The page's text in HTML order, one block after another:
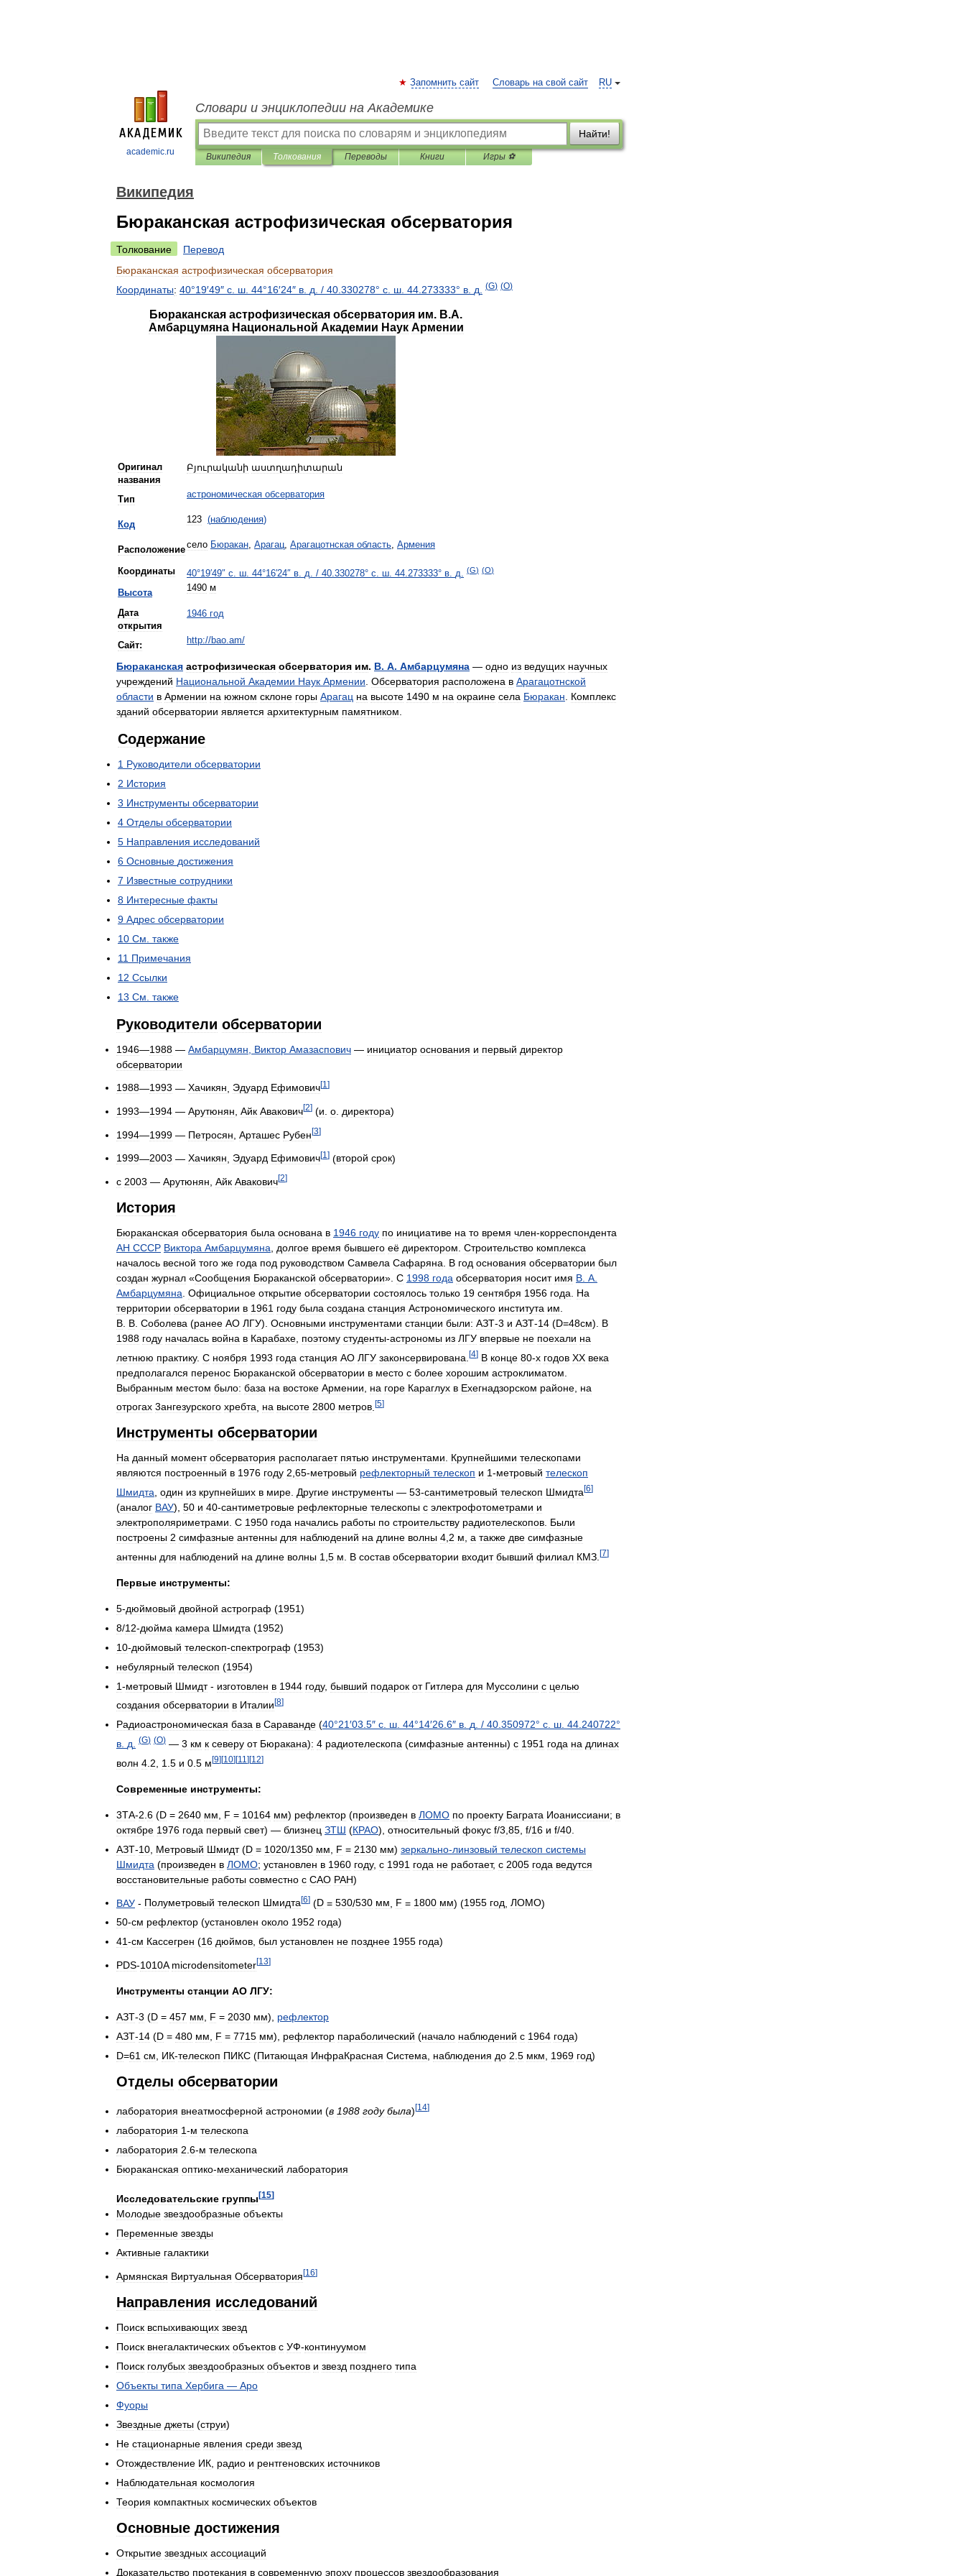
academic.ru
RU
Запомнить сайт Словарь на свой сайт
Словари и энциклопедии на Академике
Найти!
Википедия Толкования Переводы Книги Игры ⚽
Википедия
Бюраканская астрофизическая обсерватория
Толкование
Перевод
Бюраканская астрофизическая обсерватория
Координаты: 40°19′49″ с ш 44°16′24″ в д / 40 330278° с ш 44 273333° в д (G) (O)
Бюраканская астрофизическая обсерватория им. В.А.
Амбарцумяна Национальной Академии Наук Армении
Оригинал
названия
Բյուրականի աստղադիտարան
Тип астрономическая обсерватория
Код 123 (наблюдения)
Расположениесело Бюракан Арагац Арагацотнская область Армения
Координаты 40°19′49″ с. ш. 44°16′24″ в. д. / 40.330278° с. ш. 44.273333° в. д. (G) (O)
Высота 1490 м
Дата
открытия
1946 год
Сайт: http://bao am/
Бюраканская астрофизическая обсерватория им. В. А. Амбарцумяна — одно из ведущих научных
учреждений Национальной Академии Наук Армении Обсерватория расположена в Арагацотнской
области в Армении на южном склоне горы Арагац на высоте 1490 м на окраине села Бюракан
Комплекс
зданий обсерватории является архитектурным памятником
Содержание
1 Руководители обсерватории
2 История
3 Инструменты обсерватории
4 Отделы обсерватории
5 Направления исследований
6 Основные достижения
7 Известные сотрудники
8 Интересные факты
9 Адрес обсерватории
10 См также
11 Примечания
12 Ссылки
13 См также
Руководители обсерватории
1946—1988 — Амбарцумян Виктор Амазаспович — инициатор основания и первый директор
обсерватории
1988—1993 — Хачикян Эдуард Ефимович[1 ]
1993—1994 — Арутюнян Айк Авакович[2] (и о директора)
1994—1999 — Петросян Арташес Рубен[3]
1999—2003 — Хачикян Эдуард Ефимович[1 ] (второй срок)
c 2003 — Арутюнян Айк Авакович[2]
История
Бюраканская обсерватория была основана в 1946 году по инициативе на то время член-корреспондента
АН СССР Виктора Амбарцумяна долгое время бывшего её директором Строительство комплекса
началось весной того же года под руководством Самвела Сафаряна В год основания обсерватории был
создан журнал «Сообщения Бюраканской обсерватории». С 1998 года обсерватория носит имя В А
Амбарцумяна Официальное открытие обсерватории состоялось только 19 сентября 1956 года
На
территории обсерватории в 1961 году была создана станция Астрономического института им
В В Соболева (ранее АО ЛГУ). Основными инструментами станции были: АЗТ-3 и АЗТ-14 (D=48см). В
1988 году началась война в Карабахе поэтому студенты-астрономы из ЛГУ впервые не поехали на
летнюю практику. С ноября 1993 года станция АО ЛГУ законсервирована [4] В конце 80-х годов XX века
предполагался перенос Бюраканской обсерватории в место с более хорошим астроклиматом
Выбранным местом было: база на востоке Армении на горе Караглух в Ехегнадзорском районе на
отрогах 3ангезурского хребта на высоте 2800 метров [5]
Инструменты обсерватории
На данный момент обсерватория располагает пятью инструментами. Крупнейшими телескопами
являются построенный в 1976 году 2,65-метровый рефлекторный телескоп и 1-метровый телескоп
Шмидта один из крупнейших в мире Другие инструменты — 53-сантиметровый телескоп Шмидта [6]
(аналог ВАУ), 50 и 40-сантиметровые рефлекторные телескопы с электрофотометрами и
электрополяриметрами С 1950 года начались работы по строительству радиотелескопов Были
построены 2 симфазные антенны для наблюдений на длине волны 4 2 м а также две симфазные
антенны для наблюдений на длине волны 1 5 м В состав обсерватории входит бывший филиал КМЗ [7]
Первые инструменты:
5-дюймовый двойной астрограф (1951)
8/12-дюйма камера Шмидта (1952)
10-дюймовый телескоп-спектрограф (1953)
небулярный телескоп (1954)
1-метровый Шмидт- изготовлен в 1944 году, бывший подарок от Гитлера для Муссолини с целью
создания обсерватории в Италии[8]
Радиоастрономическая база в Сараванде (40°21′03.5″ с. ш. 44°14′26.6″ в. д. / 40.350972° с. ш. 44.240722°
в д (G) (O) — 3 км к северу от Бюракана): 4 радиотелескопа (симфазные антенны) с 1951 года на длинах
волн 4 2 1 5 и 0 5 м[9][10][11 ][12]
Современные инструменты:
3ТА-2 6 (D = 2640 мм F = 10164 мм) рефлектор (произведен в ЛОМО по проекту Баграта Иоаниссиани; в
октябре 1976 года первый свет) — близнец ЗТШ (КРАО), относительный фокус f/3 85 f/16 и f/40
АЗТ-10 Метровый Шмидт(D = 1020/1350 мм F = 2130 мм) зеркально-линзовый телескоп системы
Шмидта (произведен в ЛОМО; установлен в 1960 году, с 1991 года не работает, с 2005 года ведутся
восстановительные работы совместно с САО РАН)
ВАУ - Полуметровый телескоп Шмидта[6] (D = 530/530 мм F = 1800 мм) (1955 год ЛОМО)
50-см рефлектор (установлен около 1952 года)
41-см Кассегрен (16 дюймов был установлен не позднее 1955 года)
PDS-1010A microdensitometer[13]
Инструменты станции АО ЛГУ:
АЗТ-3 (D = 457 мм F = 2030 мм), рефлектор
АЗТ-14 (D = 480 мм F = 7715 мм), рефлектор параболический (начало наблюдений с 1964 года)
D=61 см ИК-телескоп ПИКС (Питающая ИнфраКрасная Система наблюдения до 2 5 мкм 1969 год)
Отделы обсерватории
лаборатория внеатмосферной астрономии (в 1988 году была)[14]
лаборатория 1-м телескопа
лаборатория 2 6-м телескопа
Бюраканская оптико-механический лаборатория
Исследовательские группы [15]
Молодые звездообразные объекты
Переменные звезды
Активные галактики
Армянская Виртуальная Обсерватория [16]
Направления исследований
Поиск вспыхивающих звезд
Поиск внегалактических объектов с УФ-континуумом
Поиск голубых звездообразных объектов и звезд позднего типа
Объекты типа Хербига — Аро
Фуоры
Звездные джеты (струи)
Не стационарные явления среди звезд
Отождествление ИК радио и рентгеновских источников
Наблюдательная космология
Теория компактных космических объектов
Основные достижения
Открытие звездных ассоциаций
Доказательство протекания в современную эпоху процессов звездообразования